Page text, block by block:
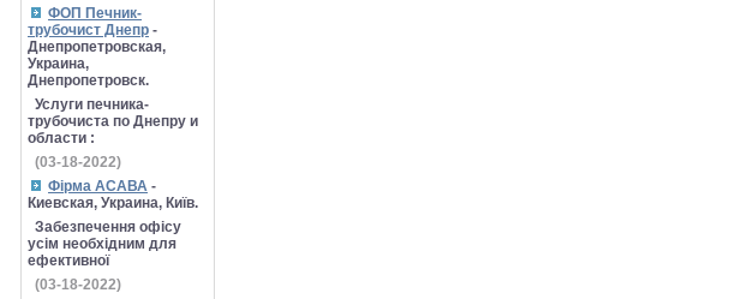
ФОП Печник-
трубочист Днепр -
Днепропетровская,
Украина,
Днепропетровск.
Услуги печника-
трубочиста по Днепру и
области :
(03-18-2022)
Фірма АСАВА -
Киевская, Украина, Київ.
Забезпечення офісу
усім необхідним для
ефективної
(03-18-2022)